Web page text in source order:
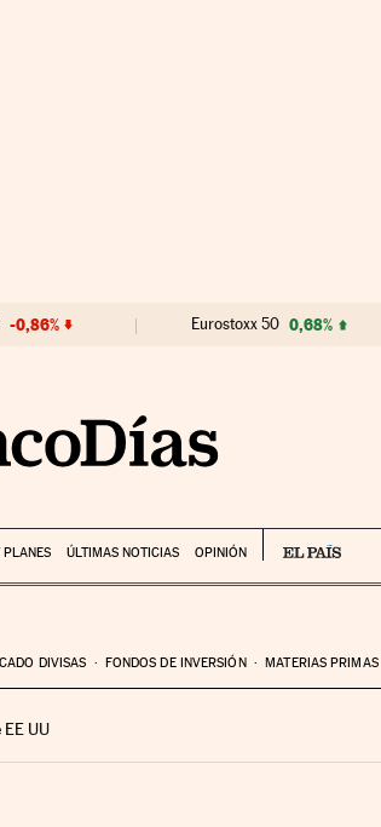
-0,86% Eurostoxx 50 0,68%
PLANES ÚLTIMAS NOTICIAS OPINIÓN
DIVISAS FONDOS DE INVERSIÓN MATERIAS PRIMAS
UU